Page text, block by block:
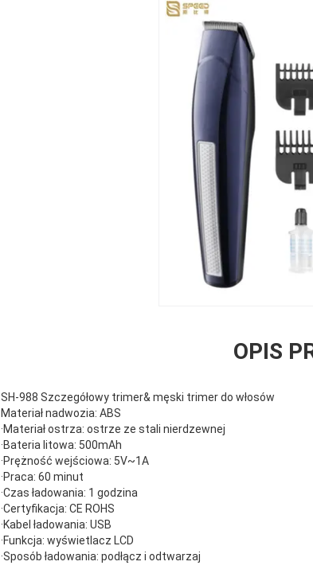
OPIS
SH-988 Szczegółowy trimer& męski trimer do włosów
Materiał nadwozia: ABS
·Materiał ostrza: ostrze ze stali nierdzewnej
·Bateria litowa: 500mAh
·Prężność wejściowa: 5V~1A
·Praca: 60 minut
·Czas ładowania: 1 godzina
·Certyfikacja: CE ROHS
·Kabel ładowania: USB
·Funkcja: wyświetlacz LCD
·Sposób ładowania: podłącz i odtwarzaj